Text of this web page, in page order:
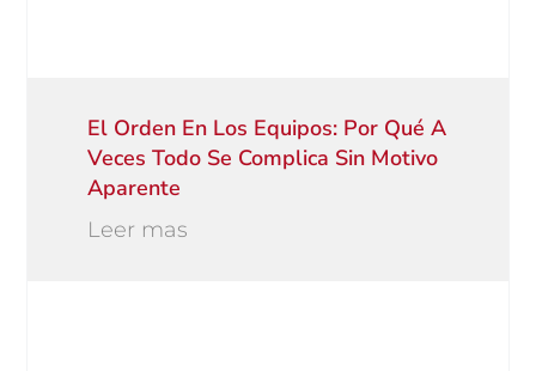
El Orden En Los Equipos: Por Qué A
Veces Todo Se Complica Sin Motivo
Aparente
Leer mas